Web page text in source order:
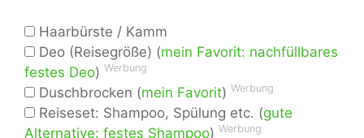
Haarbürste / Kamm
Deo (Reisegröße) (mein Favorit: nachfüllbares
festes Deo) Werbung
Duschbrocken (mein Favorit) Werbung
Reiseset: Shampoo, Spülung etc. (gute
Alternative: festes Shampoo) Werbung